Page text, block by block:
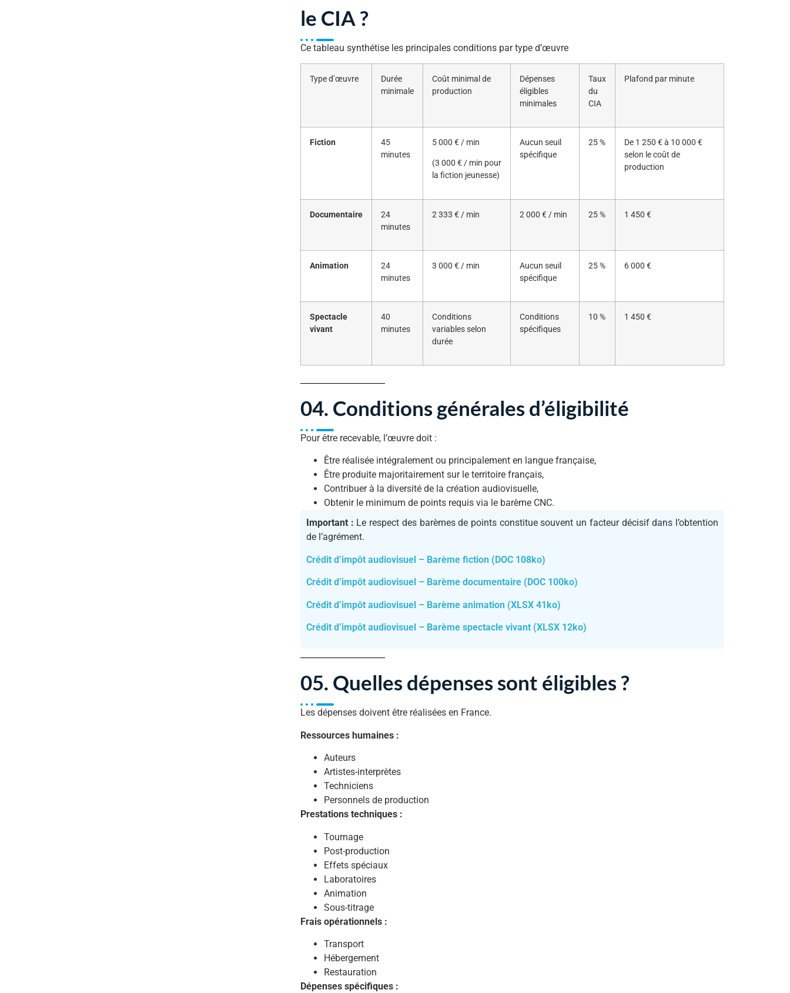
le CIA ?
Ce tableau synthétise les principales conditions par type d’œuvre
Type d’œuvre
Durée
minimale
Coût minimal de
production
Dépenses
éligibles
minimales
Taux
du
CIA
Plafond par minute
Fiction
45
minutes
5 000 € / min
(3 000 € / min pour
la fiction jeunesse)
Aucun seuil
spécifique
25 %
De 1 250 € à 10 000 €
selon le coût de
production
Documentaire
24
minutes
2 333 € / min 2 000 € / min 25 % 1 450 €
Animation
24
minutes
3 000 € / min
Aucun seuil
spécifique
25 % 6 000 €
Spectacle
vivant
40
minutes
Conditions
variables selon
durée
Conditions
spécifiques
10 % 1 450 €
04. Conditions générales d’éligibilité
Pour être recevable, l’œuvre doit :
Être réalisée intégralement ou principalement en langue française,
Être produite majoritairement sur le territoire français,
Contribuer à la diversité de la création audiovisuelle,
Obtenir le minimum de points requis via le barème CNC.
Important : Le respect des barèmes de points constitue souvent un facteur décisif dans l’obtention
de l’agrément.
Crédit d’impôt audiovisuel – Barème fiction (DOC 108ko)
Crédit d’impôt audiovisuel – Barème documentaire (DOC 100ko)
Crédit d’impôt audiovisuel – Barème animation (XLSX 41ko)
Crédit d’impôt audiovisuel – Barème spectacle vivant (XLSX 12ko)
05. Quelles dépenses sont éligibles ?
Les dépenses doivent être réalisées en France.
Ressources humaines :
Auteurs
Artistes-interprètes
Techniciens
Personnels de production
Prestations techniques :
Tournage
Post-production
Effets spéciaux
Laboratoires
Animation
Sous-titrage
Frais opérationnels :
Transport
Hébergement
Restauration
Dépenses spécifiques :